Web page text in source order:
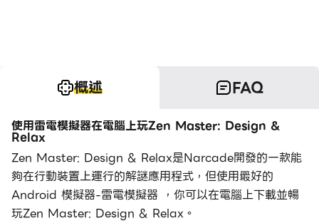
概述 FAQ
使用雷電模擬器在電腦上玩Zen Master: Design &
Relax
Zen Master: Design & Relax是Narcade開發的一款能
夠在行動裝置上運行的解謎應用程式，但使用最好的
Android 模擬器-雷電模擬器 ，你可以在電腦上下載並暢
玩Zen Master: Design & Relax。